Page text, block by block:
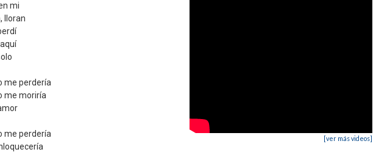
mi
lloran
me perdería
me moriría
me perdería
[ver más videos]